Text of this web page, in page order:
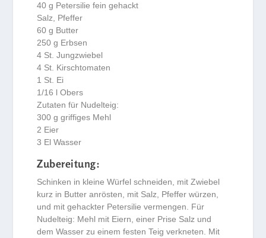
40 g Petersilie fein gehackt
Salz, Pfeffer
60 g Butter
250 g Erbsen
4 St. Jungzwiebel
4 St. Kirschtomaten
1 St. Ei
1/16 l Obers
Zutaten für Nudelteig:
300 g griffiges Mehl
2 Eier
3 El Wasser
Zubereitung:
Schinken in kleine Würfel schneiden, mit Zwiebel
kurz in Butter anrösten, mit Salz, Pfeffer würzen,
und mit gehackter Petersilie vermengen. Für
Nudelteig: Mehl mit Eiern, einer Prise Salz und
dem Wasser zu einem festen Teig verkneten. Mit